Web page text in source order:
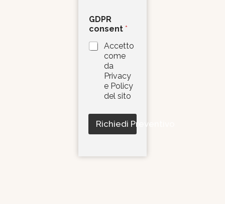
GDPR
consent *
Accetto
come
da
Privacy
e Policy
del sito
Richiedi Preventivo